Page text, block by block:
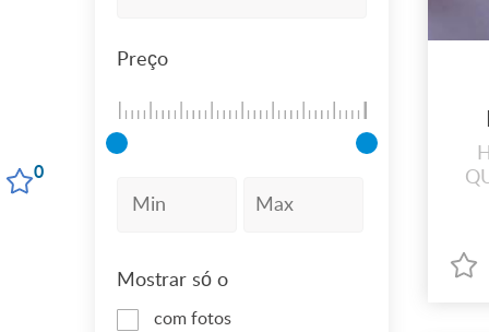
0
Preço
Mostrar só o
com fotos